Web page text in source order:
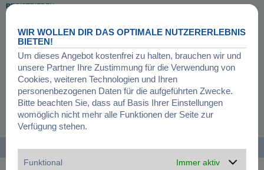
REGISTRIEREN
Registrierung ist in wenigen Augenblicken erledigt und ermöglicht dir, auf
weitere Funktionen zuzugreifen. Die Board-Administration kann registrierten
Benutzern auch zusätzliche Berechtigungen zuweisen. Beachte bitte unsere
Nutzungsbedingungen und die verwandten Regelungen, bevor du dich
registrierst. Bitte beachte auch die jeweiligen Forenregeln, wenn du dich in
diesem Board bewegst.
Nutzungsbedingungen|Datenschutzerklärung
Registrieren
Startseite Foren-Übersicht Alle Zeiten sindUTC+01:00
WIR WOLLEN DIR DAS OPTIMALE NUTZERERLEBNIS
BIETEN!
Um dieses Angebot kostenfrei zu halten, brauchen wir und
unsere Partner Ihre Zustimmung für die Verwendung von
Cookies, weiteren Technologien und Ihren
personenbezogenen Daten für die aufgeführten Zwecke.
Bitte beachten Sie, dass auf Basis Ihrer Einstellungen
womöglich nicht mehr alle Funktionen der Seite zur
Verfügung stehen.
Funktional Immer aktiv